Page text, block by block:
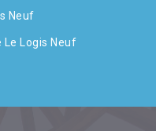
Neuf
Logis Neuf